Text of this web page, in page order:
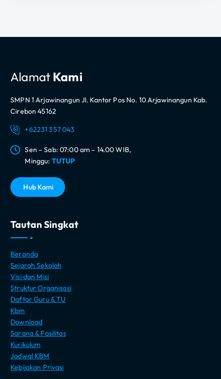
AlamatKami
SMPN 1 Arjawinangun Jl. Kantor Pos No. 10 Arjawinangun Kab.
Cirebon 45162
+62231 357 043
Sen – Sab: 07:00 am – 14.00 WIB,
Minggu: TUTUP
Hub Kami
Tautan Singkat
Beranda
Sejarah Sekolah
Visi dan Misi
Struktur Organisasi
Daftar Guru & TU
Kbm
Download
Sarana & Fasilitas
Kurikulum
Jadwal KBM
Kebijakan Privasi